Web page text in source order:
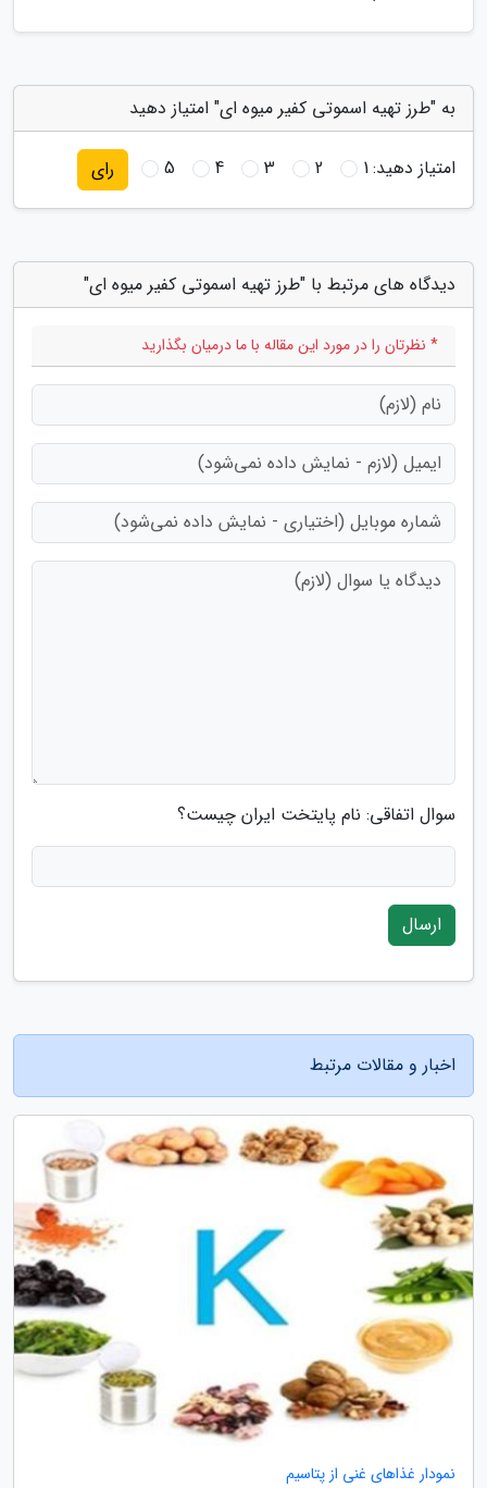
به "طرز تهیه اسموتی کفیر میوه ای" امتیاز دهید
امتیاز دهید:1
2
3
4
5 رای
دیدگاه های مرتبط با "طرز تهیه اسموتی کفیر میوه ای"
* نظرتان را در مورد این مقاله با ما درمیان بگذارید
سوال اتفاقی: نام پایتخت ایران چیست؟
ارسال
اخبار و مقالات مرتبط
نمودار غذاهای غنی از پتاسیم